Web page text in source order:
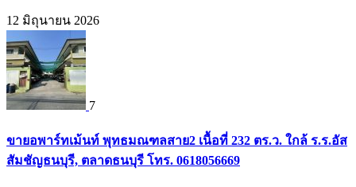
12 มิถุนายน 2026
7
ขายอพาร์ทเม้นท์ พุทธมณฑลสาย2 เนื้อที่ 232 ตร.ว. ใกล้ ร.ร.อัส
สัมชัญธนบุรี, ตลาดธนบุรี โทร. 0618056669